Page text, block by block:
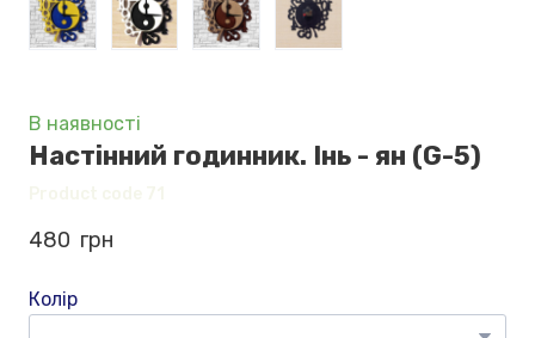
В наявності
Настінний годинник. Інь - ян (G-5)
480  грн
Колір